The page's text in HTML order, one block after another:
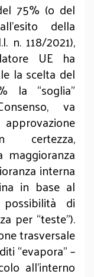
75% (o del
della
n. 118/2021),
UE ha
la scelta del
la “soglia”
va
certezza,
maggioranza
interna
in base al
di
per “teste”).
trasversale
“evapora” –
all’interno